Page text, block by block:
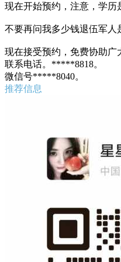
现在开始预约，注意，学历
不要再问我多少钱退伍军
现在接受预约，免费协助
联系电话。*****8818。
微信号*****8040。
推荐信息